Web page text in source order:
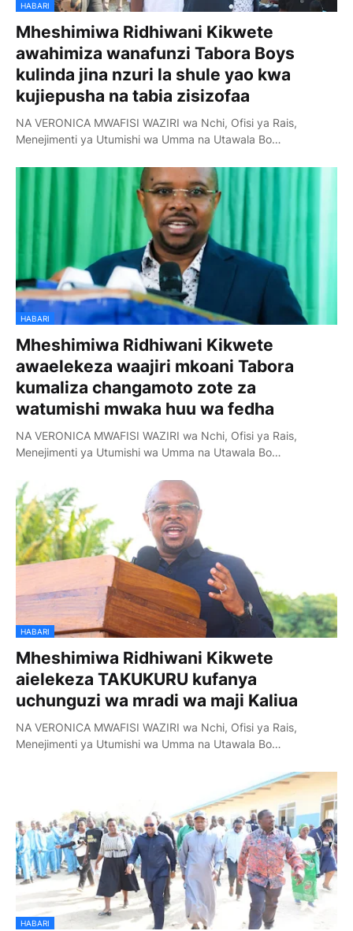
HABARI
Mheshimiwa Ridhiwani Kikwete
awahimiza wanafunzi Tabora Boys
kulinda jina nzuri la shule yao kwa
kujiepusha na tabia zisizofaa
NA VERONICA MWAFISI WAZIRI wa Nchi, Ofisi ya Rais,
Menejimenti ya Utumishi wa Umma na Utawala Bo…
HABARI
Mheshimiwa Ridhiwani Kikwete
awaelekeza waajiri mkoani Tabora
kumaliza changamoto zote za
watumishi mwaka huu wa fedha
NA VERONICA MWAFISI WAZIRI wa Nchi, Ofisi ya Rais,
Menejimenti ya Utumishi wa Umma na Utawala Bo…
HABARI
Mheshimiwa Ridhiwani Kikwete
aielekeza TAKUKURU kufanya
uchunguzi wa mradi wa maji Kaliua
NA VERONICA MWAFISI WAZIRI wa Nchi, Ofisi ya Rais,
Menejimenti ya Utumishi wa Umma na Utawala Bo…
HABARI